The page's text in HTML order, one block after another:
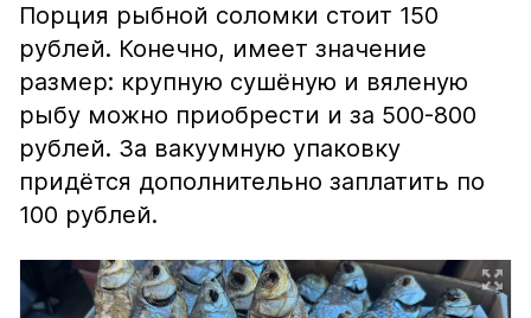
Порция рыбной соломки стоит 150
рублей. Конечно, имеет значение
размер: крупную сушёную и вяленую
рыбу можно приобрести и за 500-800
рублей. За вакуумную упаковку
придётся дополнительно заплатить по
100 рублей.